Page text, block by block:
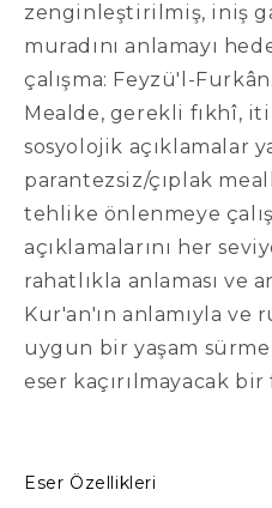
zenginleştirilmiş, iniş
muradını anlamayı
çalışma: Feyzü'l-
Mealde, gerekli fıkhî,
sosyolojik açıklamalar
parantezsiz/çıplak
tehlike önlenmeye
açıklamalarını her
rahatlıkla anlaması ve
Kur'an'ın anlamıyla ve
uygun bir yaşam
eser kaçırılmayacak
Eser Özellikleri